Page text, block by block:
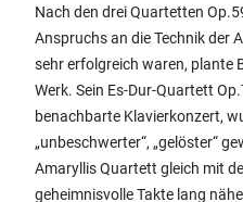
Nach den drei Quartetten
Anspruchs an die Technik der
sehr erfolgreich waren, plante
Werk. Sein Es-Dur-Quartett
benachbarte Klavierkonzert,
„unbeschwerter“, „gelöster“
Amaryllis Quartett gleich mit
geheimnisvolle Takte lang